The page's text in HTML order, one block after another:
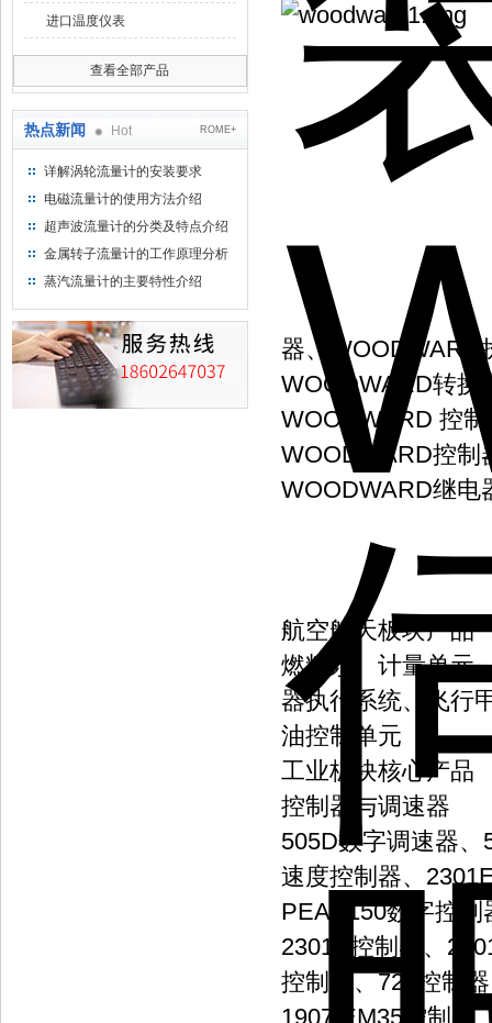
进口温度仪表
查看全部产品
热点新闻 Hot ROME+
详解涡轮流量计的安装要求
电磁流量计的使用方法介绍
超声波流量计的分类及特点介绍
金属转子流量计的工作原理分析
蒸汽流量计的主要特性介绍
器、WOODWARD
WOODWARD转换
WOODWARD 控
WOODWARD控制
WOODWARD继电
航空航天板块产品
燃料泵、计量单元
器执行系统、飞行
油控制单元
工业板块核心产品
控制器与调速器
505D数字调速器
速度控制器、
PEAK150数字控
2301A控制器、
控制器、723控制
1907/EM35控制器